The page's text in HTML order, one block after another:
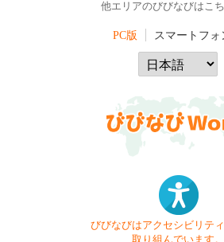
他エリアのびびなびはこ
PC版 スマートフォ
びびなびはアクセシビリテ
取り組んでいます。